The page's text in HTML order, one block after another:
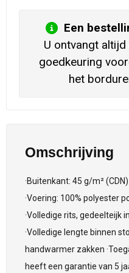
Een
U ontvangt
goedkeuring
het
Omschrijving
·Buitenkant: 45 g/m²
·Voering: 100% polyester
·Volledige rits, gedeelteijk
·Volledige lengte binnen
handwarmer zakken
heeft een garantie van 5